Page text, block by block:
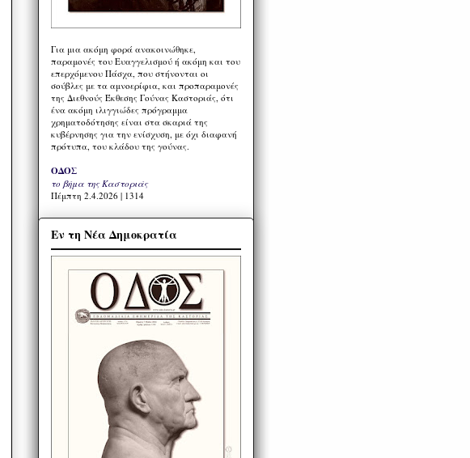
Για μια ακόμη φορά ανακοινώθηκε,
παραμονές του Ευαγγελισμού ή ακόμη και του
επερχόμενου Πάσχα, που στήνονται οι
σούβλες με τα αμνοερίφια, και προπαραμονές
της Διεθνούς Έκθεσης Γούνας Καστοριάς, ότι
ένα ακόμη ιλιγγιώδες πρόγραμμα
χρηματοδότησης είναι στα σκαριά της
κυβέρνησης για την ενίσχυση, με όχι διαφανή
πρότυπα, του κλάδου της γούνας.
ΟΔΟΣ
το βήμα της Καστοριάς
Πέμπτη 2.4.2026 | 1314
Εν τη Νέα Δημοκρατία